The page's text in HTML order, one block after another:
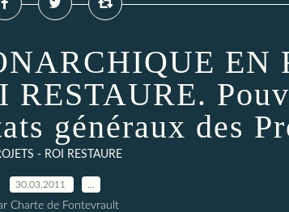
EN
RESTAURE.
généraux des
- ROI RESTAURE
30.03.2011
Charte de Fontevrault